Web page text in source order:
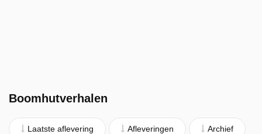
Boomhutverhalen
Laatste aflevering Afleveringen Archief